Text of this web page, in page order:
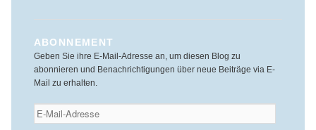
ABONNEMENT
Geben Sie ihre E-Mail-Adresse an, um diesen Blog zu
abonnieren und Benachrichtigungen über neue Beiträge via E-
Mail zu erhalten.
E-
Mail-